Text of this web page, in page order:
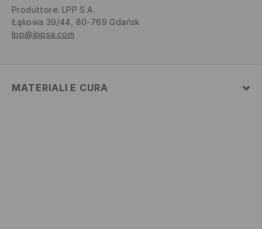
Produttore: LPP S.A.
Łąkowa 39/44, 80-769 Gdańsk
lpp@lppsa.com
MATERIALI E CURA